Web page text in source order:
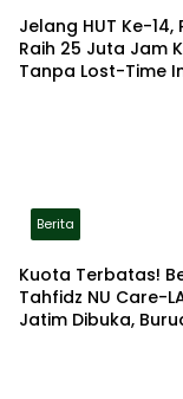
Jelang HUT Ke-14,
Raih 25 Juta Jam
Tanpa Lost-Time
Berita
Kuota Terbatas!
Tahfidz NU Care-
Jatim Dibuka,